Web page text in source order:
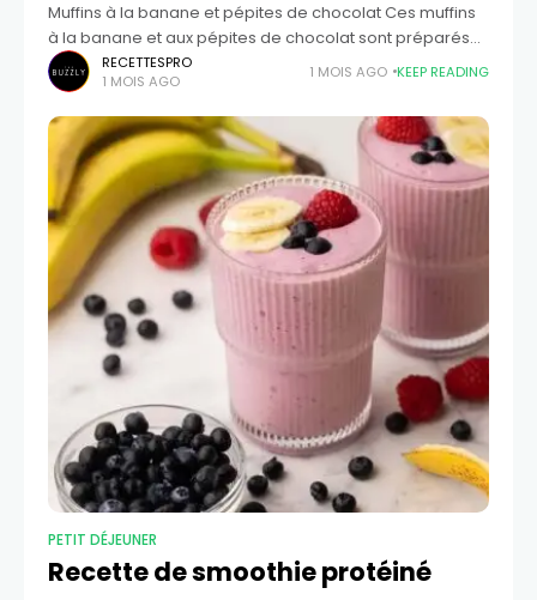
Muffins à la banane et pépites de chocolat Ces muffins
à la banane et aux pépites de chocolat sont préparés
de manière plus saine avec de la farine de blé
RECETTESPRO
1 MOIS AGO
1 MOIS AGO KEEP READING
PETIT DÉJEUNER
Recette de smoothie protéiné